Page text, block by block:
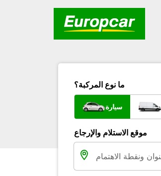
ما نوع المركبة؟
سيارة
موقع الاستلام والإرجاع